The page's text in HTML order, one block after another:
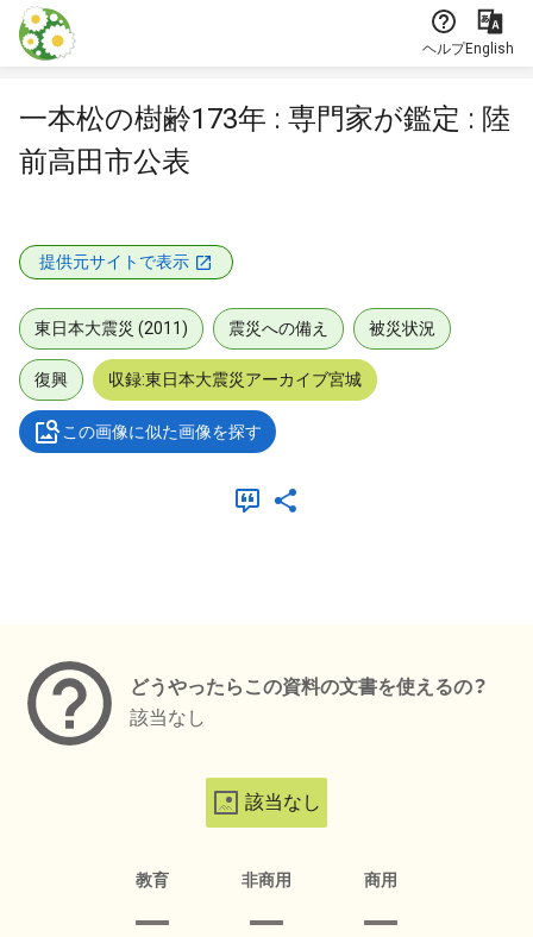
本文に飛ぶ
ヘルプEnglish
一本松の樹齢173年 : 専門家が鑑定 : 陸
前高田市公表
提供元サイトで表示
東日本大震災 (2011) 震災への備え 被災状況
復興 収録:東日本大震災アーカイブ宮城
この画像に似た画像を探す
どうやったらこの資料の文書を使えるの？
該当なし
該当なし
教育 非商用 商用